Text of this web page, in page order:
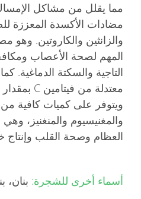
مما يقلل من مشاكل
مضادات الأكسدة المعززة
المهم لصحة الأعصاب
التاجية والسكتة الدماغية.
ويتوفر على كميات كافية
والمغنيسيوم والمنغنيز،
العظام وصحة القلب وإنتاج
أسماء أخرى للشجرة: بنان،